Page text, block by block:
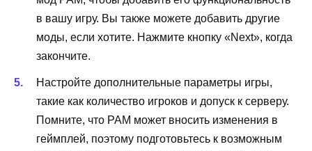
в вашу игру. Вы также можете добавить другие
моды, если хотите. Нажмите кнопку «Next», когда
закончите.
Настройте дополнительные параметры игры,
такие как количество игроков и допуск к серверу.
Помните, что PAM может вносить изменения в
геймплей, поэтому подготовьтесь к возможным